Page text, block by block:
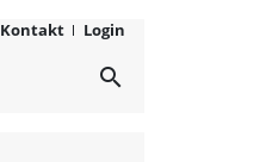
Kontakt Login
search